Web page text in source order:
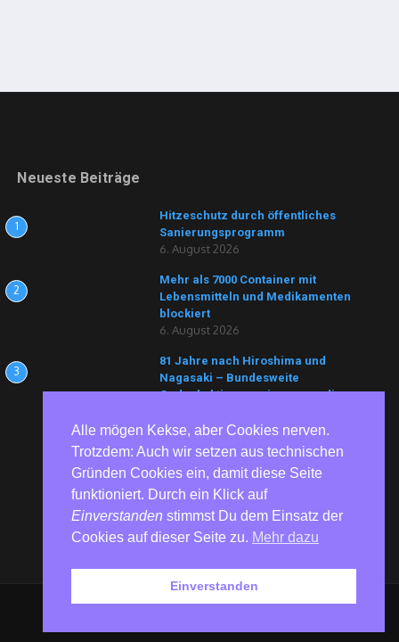
Neueste Beiträge
1
Hitzeschutz durch öffentliches
Sanierungsprogramm
6. August 2026
2
Mehr als 7000 Container mit
Lebensmitteln und Medikamenten
blockiert
6. August 2026
3
81 Jahre nach Hiroshima und
Nagasaki – Bundesweite
Gedenkaktionen erinnern an die
6. August 2026
Alle mögen Kekse, aber Cookies nerven.
Trotzdem: Auch wir setzen aus technischen
Gründen Cookies ein, damit diese Seite
funktioniert. Durch ein Klick auf
Einverstanden stimmst Du dem Einsatz der
Cookies auf dieser Seite zu. Mehr dazu
Einverstanden